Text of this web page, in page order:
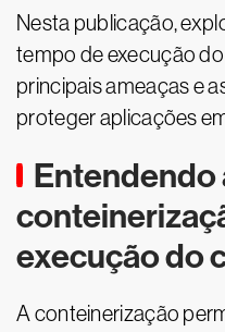
Nesta publicação,
tempo de execução
principais ameaças e
proteger aplicações
Entendendo
execução do
A conteinerização